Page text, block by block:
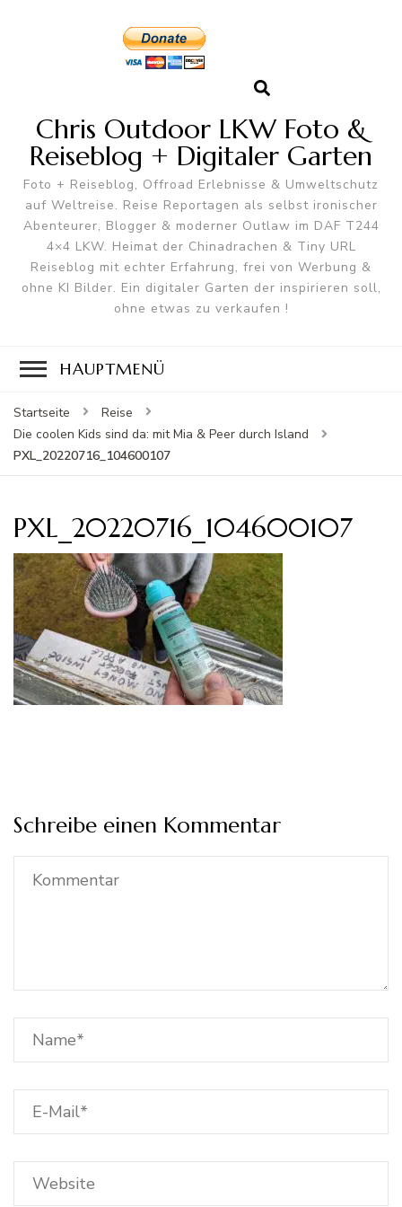
Chris Outdoor LKW Foto &
Reiseblog + Digitaler Garten
Foto + Reiseblog, Offroad Erlebnisse & Umweltschutz
auf Weltreise. Reise Reportagen als selbst ironischer
Abenteurer, Blogger & moderner Outlaw im DAF T244
4×4 LKW. Heimat der Chinadrachen & Tiny URL
Reiseblog mit echter Erfahrung, frei von Werbung &
ohne KI Bilder. Ein digitaler Garten der inspirieren soll,
ohne etwas zu verkaufen !
HAUPTMENÜ
Startseite
Reise
Die coolen Kids sind da: mit Mia & Peer durch Island
PXL_20220716_104600107
PXL_20220716_104600107
Schreibe einen Kommentar